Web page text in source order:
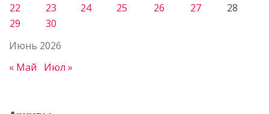
Июнь 2026
22
23 24 25 26 27
28
29
30
« Май Июл »